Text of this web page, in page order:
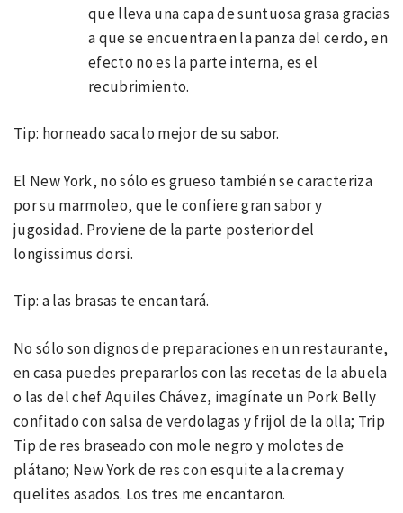
que lleva una capa de suntuosa grasa gracias
a que se encuentra en la panza del cerdo, en
efecto no es la parte interna, es el
recubrimiento.
Tip: horneado saca lo mejor de su sabor.
El New York, no sólo es grueso también se caracteriza
por su marmoleo, que le confiere gran sabor y
jugosidad. Proviene de la parte posterior del
longissimus dorsi.
Tip: a las brasas te encantará.
No sólo son dignos de preparaciones en un restaurante,
en casa puedes prepararlos con las recetas de la abuela
o las del chef Aquiles Chávez, imagínate un Pork Belly
confitado con salsa de verdolagas y frijol de la olla; Trip
Tip de res braseado con mole negro y molotes de
plátano; New York de res con esquite a la crema y
quelites asados. Los tres me encantaron.